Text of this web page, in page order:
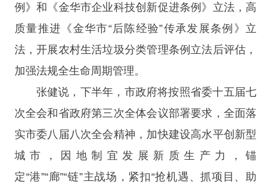
例》和《金华市企业科技创新促进条例》立法，高
质量推进《金华市“后陈经验”传承发展条例》立
法，开展农村生活垃圾分类管理条例立法后评估，
加强法规全生命周期管理。
张健说，下半年，市政府将按照省委十五届七
次全会和省政府第三次全体会议部署要求，全面落
实市委八届八次全会精神，加快建设高水平创新型
城市，因地制宜发展新质生产力，锚
定“港”“廊”“链”主战场，紧扣“抢机遇、抓项目、助